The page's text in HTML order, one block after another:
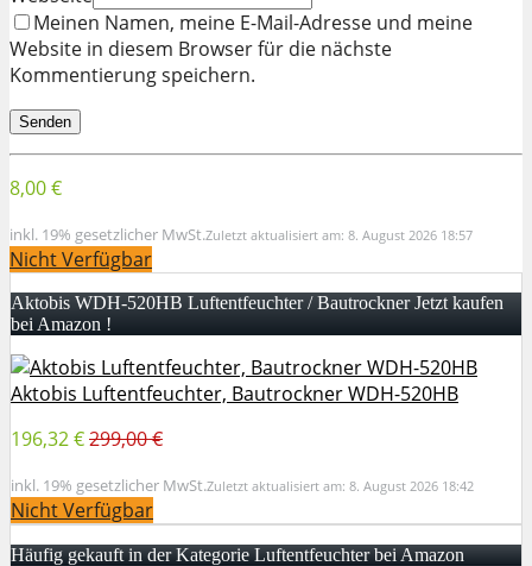
Meinen Namen, meine E-Mail-Adresse und meine
Website in diesem Browser für die nächste
Kommentierung speichern.
8,00 €
inkl. 19% gesetzlicher MwSt.Zuletzt aktualisiert am: 8. August 2026 18:57
Nicht Verfügbar
Aktobis WDH-520HB Luftentfeuchter / Bautrockner Jetzt kaufen
bei Amazon !
Aktobis Luftentfeuchter, Bautrockner WDH-520HB
196,32 €299,00 €
inkl. 19% gesetzlicher MwSt.Zuletzt aktualisiert am: 8. August 2026 18:42
Nicht Verfügbar
Häufig gekauft in der Kategorie Luftentfeuchter bei Amazon